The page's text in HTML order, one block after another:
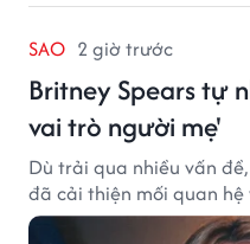
SAO 2 giờ trước
Britney Spears tự
vai trò người mẹ'
Dù trải qua nhiều vấn
đã cải thiện mối quan